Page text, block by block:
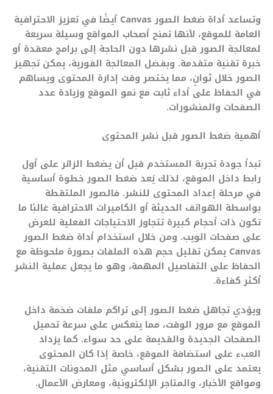
وتساعد أداة ضغط الصور Canvas أيضًا في تعزيز الاحترافية
العامة للموقع، لأنها تمنح أصحاب المواقع وسيلة سريعة
لمعالجة الصور قبل نشرها دون الحاجة إلى برامج معقدة أو
خبرة تقنية متقدمة. وبفضل المعالجة الفورية، يمكن تجهيز
الصور خلال ثوانٍ، مما يختصر وقت إدارة المحتوى ويساهم
في الحفاظ على أداء ثابت مع نمو الموقع وزيادة عدد
الصفحات والمنشورات.
أهمية ضغط الصور قبل نشر المحتوى
تبدأ جودة تجربة المستخدم قبل أن يضغط الزائر على أول
رابط داخل الموقع، لذلك يُعد ضغط الصور خطوة أساسية
في مرحلة إعداد المحتوى للنشر. فالصور الملتقطة
بواسطة الهواتف الحديثة أو الكاميرات الاحترافية غالبًا ما
تكون ذات أحجام كبيرة تتجاوز الاحتياجات الفعلية للعرض
على صفحات الويب. ومن خلال استخدام أداة ضغط الصور
Canvas يمكن تقليل حجم هذه الملفات بصورة ملحوظة مع
الحفاظ على التفاصيل المهمة، وهو ما يجعل عملية النشر
أكثر كفاءة.
ويؤدي تجاهل ضغط الصور إلى تراكم ملفات ضخمة داخل
الموقع مع مرور الوقت، مما ينعكس على سرعة تحميل
الصفحات الجديدة والقديمة على حد سواء. كما يزداد
العبء على استضافة الموقع، خاصة إذا كان المحتوى
يعتمد على الصور بشكل أساسي مثل المدونات التقنية،
ومواقع الأخبار، والمتاجر الإلكترونية، ومعارض الأعمال.